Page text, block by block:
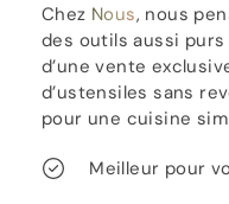
Chez Nous, nous
des outils aussi
d’une vente
d’ustensiles sans
pour une cuisine
Meilleur pour